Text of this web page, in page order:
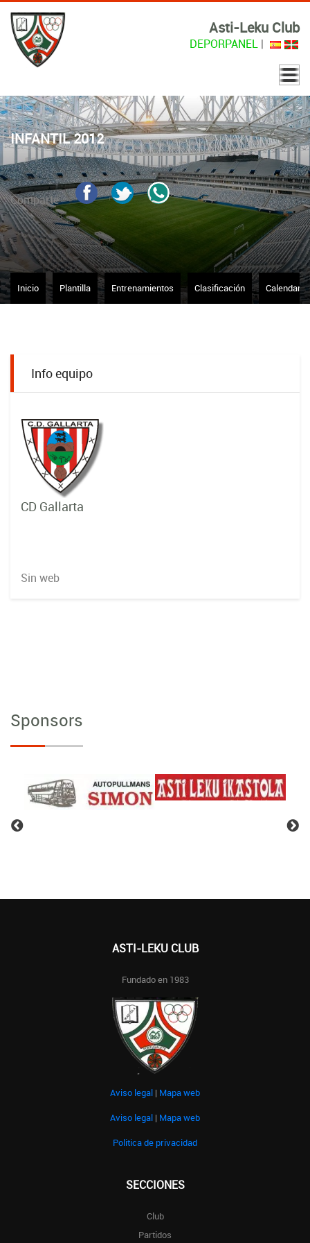
Asti-Leku Club
DEPORPANEL |
INFANTIL 2012
Comparte
Inicio Plantilla Entrenamientos Clasificación Calendario
Info equipo
CD Gallarta
Sin web
Sponsors
ASTI-LEKU CLUB
Fundado en 1983
Aviso legal | Mapa web
Aviso legal | Mapa web
Politica de privacidad
SECCIONES
Club
Partidos